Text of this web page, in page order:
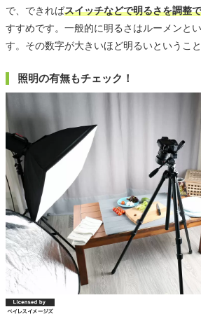
で、できればスイッチなどで明るさを調整
すすめです。一般的に明るさはルーメンと
す。その数字が大きいほど明るいということ
照明の有無もチェック！